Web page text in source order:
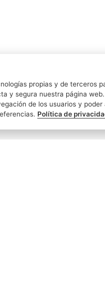
propias y de terceros
y segura nuestra página
de los usuarios y poder
Política de